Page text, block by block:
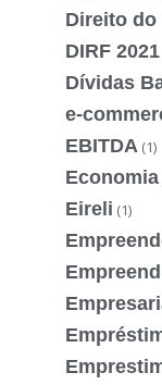
Direito do
DIRF 2021
Dívidas
e-
EBITDA (1)
Economia
Eireli (1)